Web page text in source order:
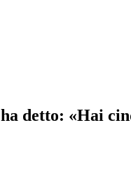
detto: «Hai